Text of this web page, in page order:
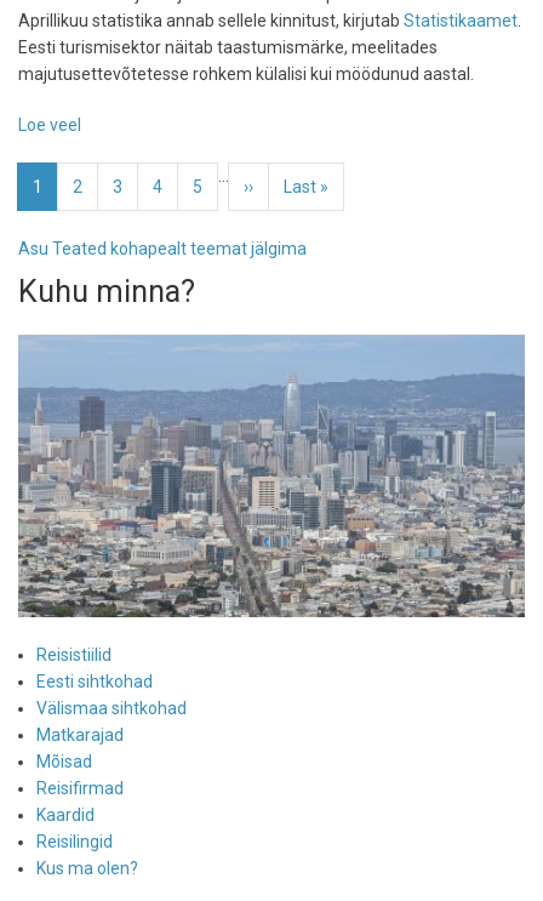
Aprillikuu statistika annab sellele kinnitust, kirjutab Statistikaamet
Eesti turismisektor näitab taastumismärke, meelitades
majutusettevõtetesse rohkem külalisi kui möödunud aastal.
Loe veel
tõusuteel:
Eestis
7
rohkem
Pagination
Eesolev
leht
1 Page
2 Page
3 Page
4 Page
5
Järgmine
leht
››
Viimane
leht
Last »
Asu Teated kohapealt teemat jälgima
Kuhu minna?
Reisistiilid
Eesti sihtkohad
Välismaa sihtkohad
Matkarajad
Mõisad
Reisifirmad
Kaardid
Reisilingid
Kus ma olen?